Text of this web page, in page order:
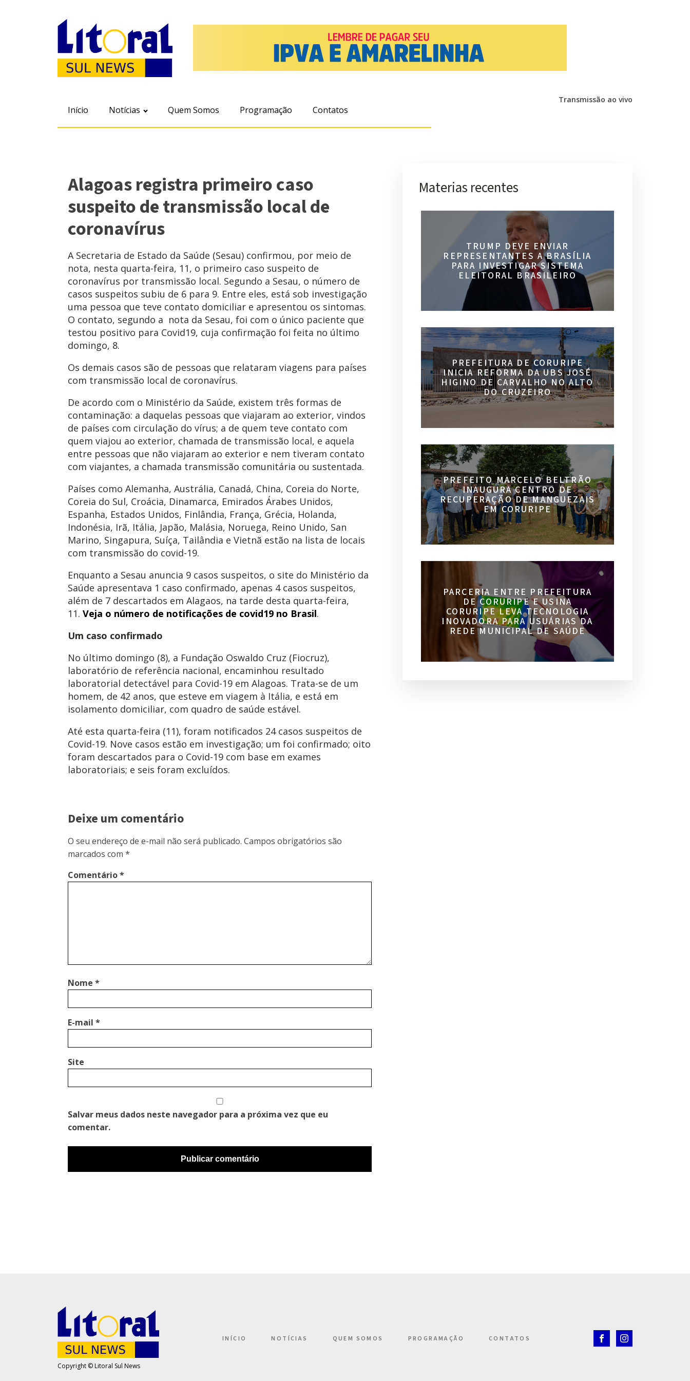
Início Notícias Quem Somos Programação Contatos
Transmissão ao vivo
Alagoas registra primeiro caso
suspeito de transmissão local de
coronavírus
A Secretaria de Estado da Saúde (Sesau) confirmou, por meio de
nota, nesta quarta-feira, 11, o primeiro caso suspeito de
coronavírus por transmissão local. Segundo a Sesau, o número de
casos suspeitos subiu de 6 para 9. Entre eles, está sob investigação
uma pessoa que teve contato domiciliar e apresentou os sintomas.
O contato, segundo a nota da Sesau, foi com o único paciente que
testou positivo para Covid19, cuja confirmação foi feita no último
domingo, 8.
Os demais casos são de pessoas que relataram viagens para países
com transmissão local de coronavírus.
De acordo com o Ministério da Saúde, existem três formas de
contaminação: a daquelas pessoas que viajaram ao exterior, vindos
de países com circulação do vírus; a de quem teve contato com
quem viajou ao exterior, chamada de transmissão local, e aquela
entre pessoas que não viajaram ao exterior e nem tiveram contato
com viajantes, a chamada transmissão comunitária ou sustentada.
Países como Alemanha, Austrália, Canadá, China, Coreia do Norte,
Coreia do Sul, Croácia, Dinamarca, Emirados Árabes Unidos,
Espanha, Estados Unidos, Finlândia, França, Grécia, Holanda,
Indonésia, Irã, Itália, Japão, Malásia, Noruega, Reino Unido, San
Marino, Singapura, Suíça, Tailândia e Vietnã estão na lista de locais
com transmissão do covid-19.
Enquanto a Sesau anuncia 9 casos suspeitos, o site do Ministério da
Saúde apresentava 1 caso confirmado, apenas 4 casos suspeitos,
além de 7 descartados em Alagaos, na tarde desta quarta-feira,
11. Veja o número de notificações de covid19 no Brasil.
Um caso confirmado
No último domingo (8), a Fundação Oswaldo Cruz (Fiocruz),
laboratório de referência nacional, encaminhou resultado
laboratorial detectável para Covid-19 em Alagoas. Trata-se de um
homem, de 42 anos, que esteve em viagem à Itália, e está em
isolamento domiciliar, com quadro de saúde estável.
Até esta quarta-feira (11), foram notificados 24 casos suspeitos de
Covid-19. Nove casos estão em investigação; um foi confirmado; oito
foram descartados para o Covid-19 com base em exames
laboratoriais; e seis foram excluídos.
Deixe um comentário
O seu endereço de e-mail não será publicado. Campos obrigatórios são
marcados com *
Comentário*
Nome *
E-mail *
Site
Salvar meus dados neste navegador para a próxima vez que eu
comentar.
Materias recentes
TRUMP DEVE ENVIAR
REPRESENTANTES A BRASÍLIA
PARA INVESTIGAR SISTEMA
ELEITORAL BRASILEIRO
PREFEITURA DE CORURIPE
INICIA REFORMA DA UBS JOSÉ
HIGINO DE CARVALHO NO ALTO
DO CRUZEIRO
PREFEITO MARCELO BELTRÃO
INAUGURA CENTRO DE
RECUPERAÇÃO DE MANGUEZAIS
EM CORURIPE
PARCERIA ENTRE PREFEITURA
DE CORURIPE E USINA
CORURIPE LEVA TECNOLOGIA
INOVADORA PARA USUÁRIAS DA
REDE MUNICIPAL DE SAÚDE
Copyright © Litoral Sul News
INÍCIO NOTÍCIAS QUEM SOMOS PROGRAMAÇÃO CONTATOS